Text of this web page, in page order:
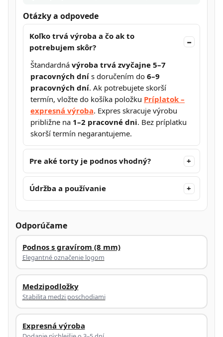
Otázky a odpovede
Koľko trvá výroba a čo ak to
potrebujem skôr?
Štandardná výroba trvá zvyčajne 5–7
pracovných dní s doručením do 6–9
pracovných dní. Ak potrebujete skorší
termín, vložte do košíka položku Príplatok –
expresná výroba. Expres skracuje výrobu
približne na 1–2 pracovné dni. Bez príplatku
skorší termín negarantujeme.
Pre aké torty je podnos vhodný?
Údržba a používanie
Odporúčame
Podnos s gravírom (8 mm)
Elegantné označenie logom
Medzipodložky
Stabilita medzi poschodiami
Expresná výroba